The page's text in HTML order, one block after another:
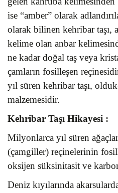
ise “amber” olarak
olarak bilinen kehribar taşı,
kelime olan anbar
ne kadar doğal taş veya
çamların fosilleşen
yıl süren kehribar taşı,
malzemesidir.
Kehribar Taşı Hikayesi :
Milyonlarca yıl süren
(çamgiller) reçinelerinin
oksijen süksinitasit ve
Deniz kıyılarında